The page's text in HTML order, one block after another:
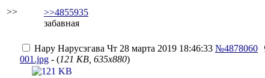
>>
>>4855935
забавная
Нару Нарусэгава Чт 28 марта 2019 18:46:33 №4878060
001.jpg - (121 KB, 635x880)